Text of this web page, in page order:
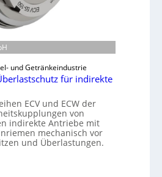
und Getränkeindustrie
für indirekte
ECV und ECW der
von
indirekte Antriebe mit
mechanisch vor
und Überlastungen.